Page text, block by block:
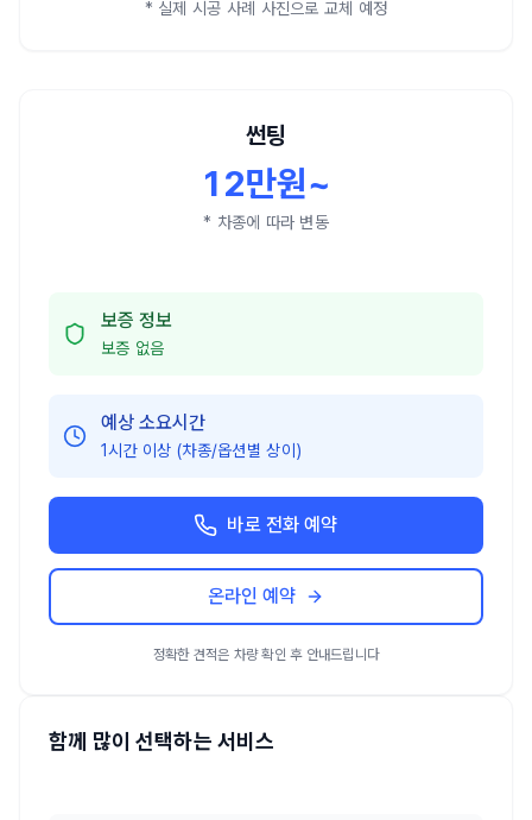
* 실제 시공 사례 사진으로 교체 예정
썬팅
12만원~
* 차종에 따라 변동
보증 정보
보증 없음
예상 소요시간
1시간 이상 (차종/옵션별 상이)
바로 전화 예약
온라인 예약
정확한 견적은 차량 확인 후 안내드립니다
함께 많이 선택하는 서비스